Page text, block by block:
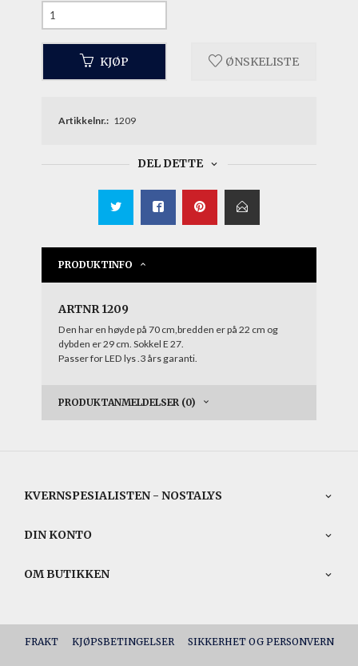
KJØP ØNSKELISTE
Artikkelnr.: 1209
DEL DETTE
PRODUKTINFO
ARTNR 1209
Den har en høyde på 70 cm,bredden er på 22 cm og
dybden er 29 cm. Sokkel E 27.
Passer for LED lys .3 års garanti.
PRODUKTANMELDELSER (0)
KVERNSPESIALISTEN - NOSTALYS
DIN KONTO
OM BUTIKKEN
FRAKT KJØPSBETINGELSER SIKKERHET OG PERSONVERN